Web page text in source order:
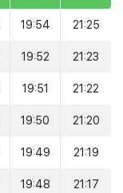
19:54 21:25
19:52 21:23
19:51 21:22
19:50 21:20
19:49 21:19
19:48 21:17